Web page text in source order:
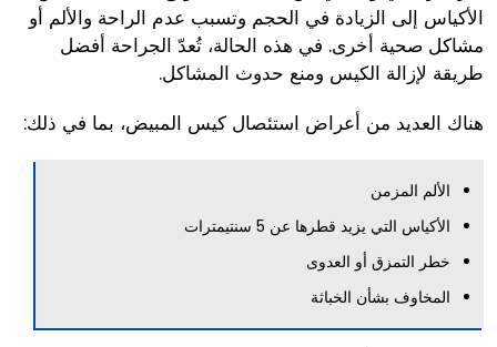
الأكياس إلى الزيادة في الحجم وتسبب عدم الراحة والألم أو
مشاكل صحية أخرى. في هذه الحالة، تُعدّ الجراحة أفضل
طريقة لإزالة الكيس ومنع حدوث المشاكل.
هناك العديد من أعراض استئصال كيس المبيض، بما في ذلك:
الألم المزمن
الأكياس التي يزيد قطرها عن 5 سنتيمترات
خطر التمزق أو العدوى
المخاوف بشأن الخباثة